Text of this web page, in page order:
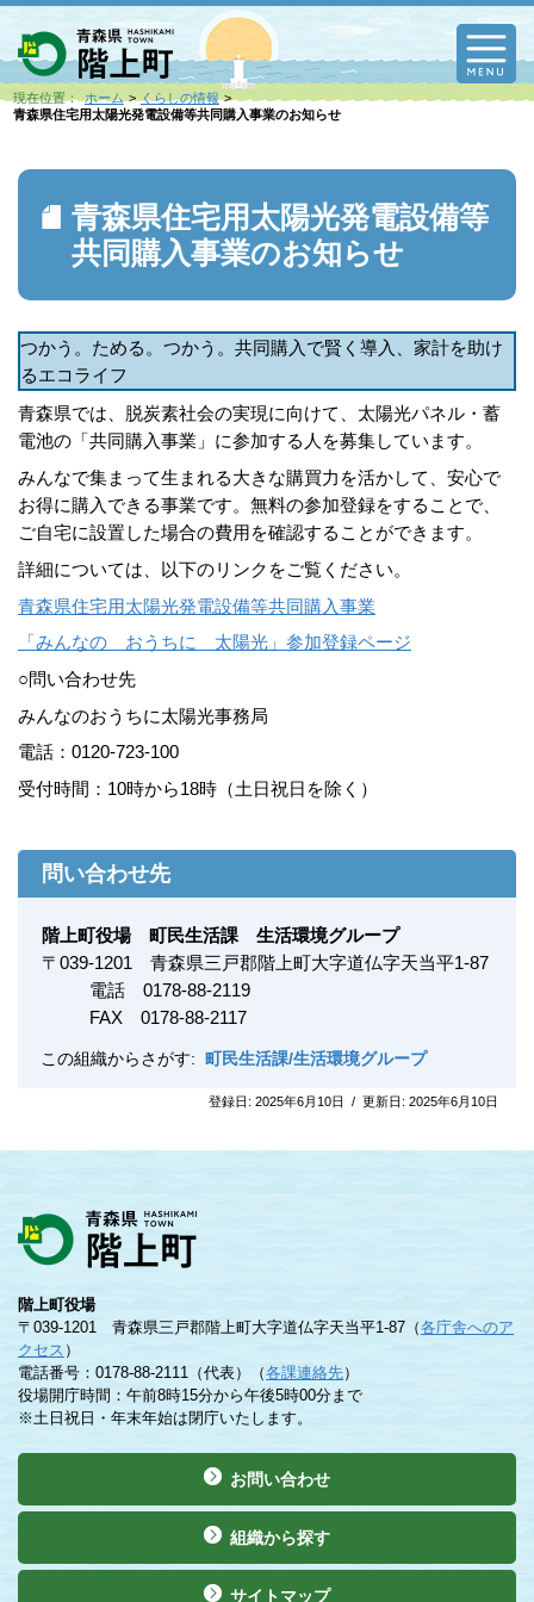
現在位置： ホーム
くらしの情報
青森県住宅用太陽光発電設備等共同購入事業のお知らせ
青森県住宅用太陽光発電設備等
共同購入事業のお知らせ
つかう。ためる。つかう。共同購入で賢く導入、家計を助け
るエコライフ
青森県では、脱炭素社会の実現に向けて、太陽光パネル・蓄
電池の「共同購入事業」に参加する人を募集しています。
みんなで集まって生まれる大きな購買力を活かして、安心で
お得に購入できる事業です。無料の参加登録をすることで、
ご自宅に設置した場合の費用を確認することができます。
詳細については、以下のリンクをご覧ください。
青森県住宅用太陽光発電設備等共同購入事業
「みんなの おうちに 太陽光」参加登録ページ
○問い合わせ先
みんなのおうちに太陽光事務局
電話：0120-723-100
受付時間：10時から18時（土日祝日を除く）
問い合わせ先
階上町役場 町民生活課 生活環境グループ
〒 039-1201
青森県三戸郡階上町大字道仏字天当平1-87
電話 0178-88-2119
FAX 0178-88-2117
この組織からさがす: 町民生活課/生活環境グループ
登録日: 2025年6月10日 / 更新日: 2025年6月10日
階上町役場
〒039-1201 青森県三戸郡階上町大字道仏字天当平1-87（各庁舎へのア
クセス ）
電話番号：0178-88-2111（代表）（各課連絡先）
役場開庁時間：午前8時15分から午後5時00分まで
※土日祝日・年末年始は閉庁いたします。
お問い合わせ
組織から探す
サイトマップ